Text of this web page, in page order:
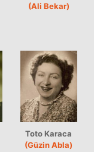
(Ali Bekar)
Toto Karaca
(Güzin Abla)